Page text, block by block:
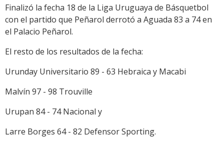
Link
Finalizó la fecha 18 de la Liga Uruguaya de Básquetbol
con el partido que Peñarol derrotó a Aguada 83 a 74 en
el Palacio Peñarol.
El resto de los resultados de la fecha:
Urunday Universitario 89 - 63 Hebraica y Macabi
Malvín 97 - 98 Trouville
Urupan 84 - 74 Nacional y
Larre Borges 64 - 82 Defensor Sporting.